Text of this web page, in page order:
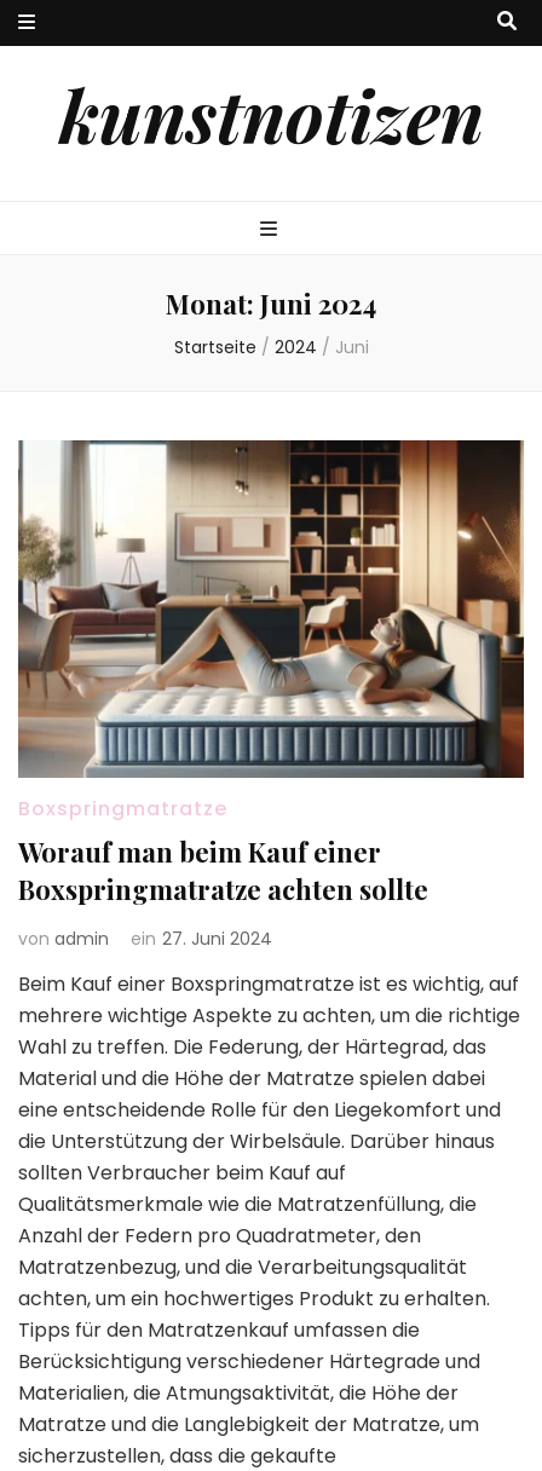
kunstnotizen
Monat: Juni 2024
Startseite / 2024 / Juni
Boxspringmatratze
Worauf man beim Kauf einer
Boxspringmatratze achten sollte
von admin ein 27. Juni 2024
Beim Kauf einer Boxspringmatratze ist es wichtig, auf
mehrere wichtige Aspekte zu achten, um die richtige
Wahl zu treffen. Die Federung, der Härtegrad, das
Material und die Höhe der Matratze spielen dabei
eine entscheidende Rolle für den Liegekomfort und
die Unterstützung der Wirbelsäule. Darüber hinaus
sollten Verbraucher beim Kauf auf
Qualitätsmerkmale wie die Matratzenfüllung, die
Anzahl der Federn pro Quadratmeter, den
Matratzenbezug, und die Verarbeitungsqualität
achten, um ein hochwertiges Produkt zu erhalten.
Tipps für den Matratzenkauf umfassen die
Berücksichtigung verschiedener Härtegrade und
Materialien, die Atmungsaktivität, die Höhe der
Matratze und die Langlebigkeit der Matratze, um
sicherzustellen, dass die gekaufte